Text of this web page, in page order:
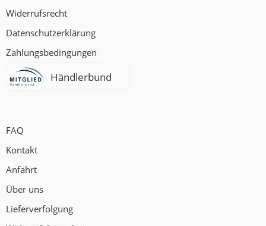
Widerrufsrecht
Datenschutzerklärung
Zahlungsbedingungen
Händlerbund
FAQ
Kontakt
Anfahrt
Über uns
Lieferverfolgung